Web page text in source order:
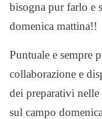
bisogna pur farlo e
domenica mattina!!
Puntuale e sempre
collaborazione e
dei preparativi nelle
sul campo